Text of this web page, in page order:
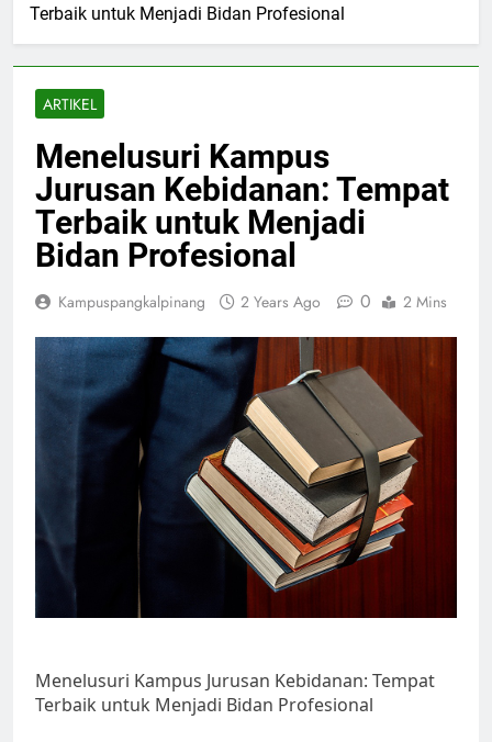
Terbaik untuk Menjadi Bidan Profesional
ARTIKEL
Menelusuri Kampus
Jurusan Kebidanan: Tempat
Terbaik untuk Menjadi
Bidan Profesional
Kampuspangkalpinang 2 Years Ago 0 2 Mins
Menelusuri Kampus Jurusan Kebidanan: Tempat
Terbaik untuk Menjadi Bidan Profesional